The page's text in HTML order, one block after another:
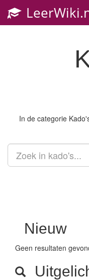
In de categorie
Nieuw
Geen resultaten